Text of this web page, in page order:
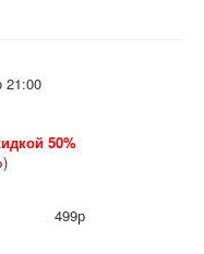
21:00
50%
)
499р